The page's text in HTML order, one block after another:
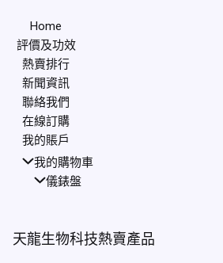
Home
評價及功效
熱賣排行
新聞資訊
聯絡我們
在線訂購
我的賬戶
我的購物車
儀錶盤
天龍生物科技熱賣產品